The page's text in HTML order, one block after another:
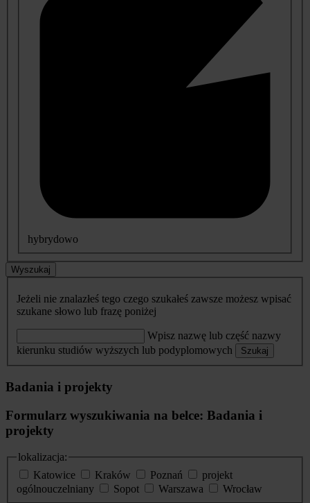
hybrydowo
Wyszukaj
Jeżeli nie znalazłeś tego czego szukałeś zawsze możesz wpisać
szukane słowo lub frazę poniżej
Wpisz nazwę lub część nazwy
kierunku studiów wyższych lub podyplomowych
Szukaj
Badania i projekty
Formularz wyszukiwania na belce: Badania i
projekty
lokalizacja:
Katowice
Kraków Poznań
projekt
ogólnouczelniany
Sopot Warszawa
Wrocław